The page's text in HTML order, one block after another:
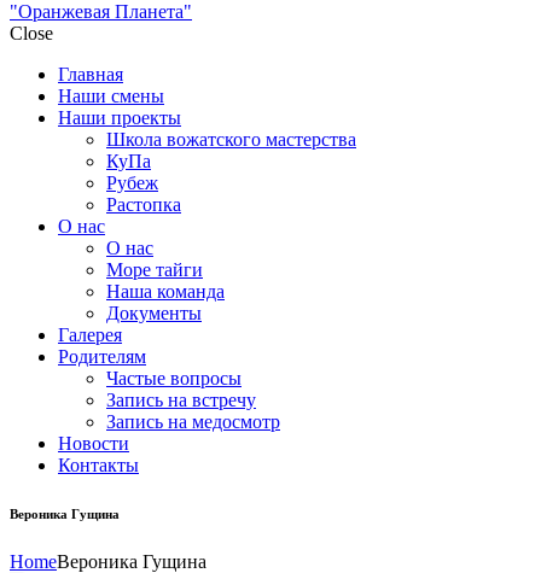
"Оранжевая Планета"
Close
Главная
Наши смены
Наши проекты
Школа вожатского мастерства
КуПа
Рубеж
Растопка
О нас
О нас
Море тайги
Наша команда
Документы
Галерея
Родителям
Частые вопросы
Запись на встречу
Запись на медосмотр
Новости
Контакты
Вероника Гущина
HomeВероника Гущина